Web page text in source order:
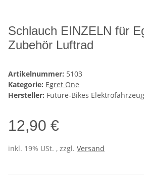
Schlauch EINZELN für
Zubehör Luftrad
Artikelnummer: 5103
Kategorie: Egret One
Hersteller: Future-Bikes
12,90 €
inkl. 19% USt. , zzgl. Versand